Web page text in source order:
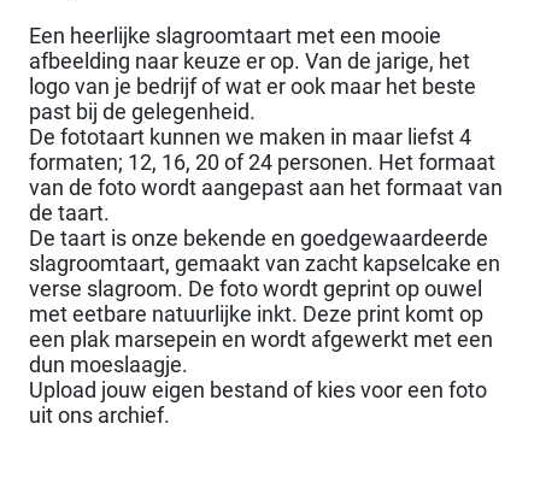
Een heerlijke slagroomtaart met een mooie
afbeelding naar keuze er op. Van de jarige, het
logo van je bedrijf of wat er ook maar het beste
past bij de gelegenheid.
De fototaart kunnen we maken in maar liefst 4
formaten; 12, 16, 20 of 24 personen. Het formaat
van de foto wordt aangepast aan het formaat van
de taart.
De taart is onze bekende en goedgewaardeerde
slagroomtaart, gemaakt van zacht kapselcake en
verse slagroom. De foto wordt geprint op ouwel
met eetbare natuurlijke inkt. Deze print komt op
een plak marsepein en wordt afgewerkt met een
dun moeslaagje.
Upload jouw eigen bestand of kies voor een foto
uit ons archief.